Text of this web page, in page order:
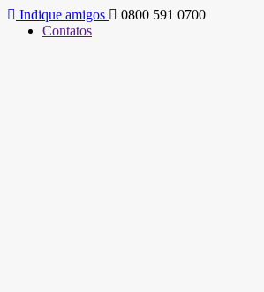
Indique amigos
0800 591 0700
Contatos